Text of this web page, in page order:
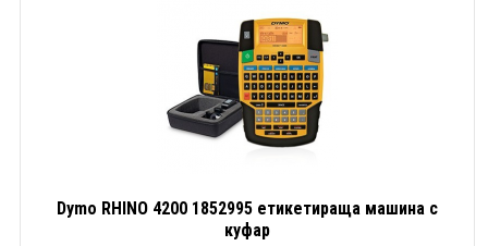
Dymo RHINO 4200 1852995 етикетираща машина с
куфар